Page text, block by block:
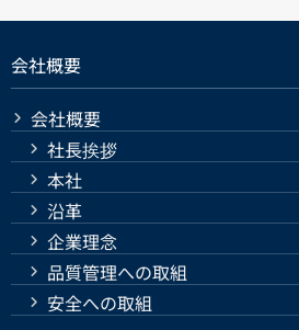
会社概要
会社概要
社長挨拶
本社
沿革
企業理念
品質管理への取組
安全への取組